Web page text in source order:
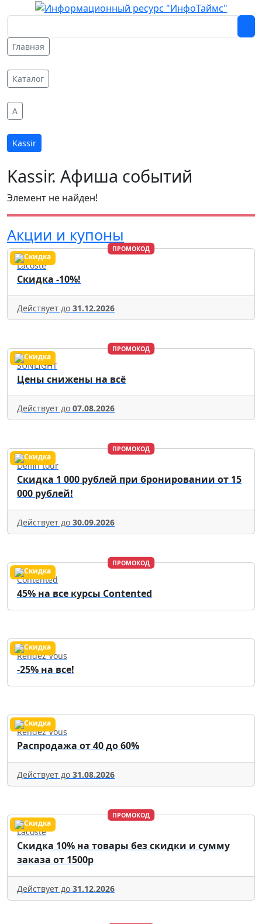
Главная
Каталог
A
Kassir
Kassir. Афиша событий
Элемент не найден!
Акции и купоны
ПРОМОКОД
Lacoste
Скидка -10%!
Действует до 31.12.2026
ПРОМОКОД
SUNLIGHT
Цены снижены на всё
Действует до 07.08.2026
ПРОМОКОД
Delfin tour
Скидка 1 000 рублей при бронировании от 15
000 рублей!
Действует до 30.09.2026
ПРОМОКОД
Contented
45% на все курсы Contented
Rendez Vous
-25% на все!
Rendez Vous
Распродажа от 40 до 60%
Действует до 31.08.2026
ПРОМОКОД
Lacoste
Скидка 10% на товары без скидки и сумму
заказа от 1500р
Действует до 31.12.2026